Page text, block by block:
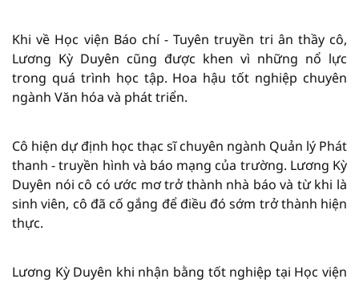
Khi về Học viện Báo chí - Tuyên truyền tri ân thầy cô,
Lương Kỳ Duyên cũng được khen vì những nổ lực
trong quá trình học tập. Hoa hậu tốt nghiệp chuyên
ngành Văn hóa và phát triển.
Cô hiện dự định học thạc sĩ chuyên ngành Quản lý Phát
thanh - truyền hình và báo mạng của trường. Lương Kỳ
Duyên nói cô có ước mơ trở thành nhà báo và từ khi là
sinh viên, cô đã cố gắng để điều đó sớm trở thành hiện
thực.
Lương Kỳ Duyên khi nhận bằng tốt nghiệp tại Học viện